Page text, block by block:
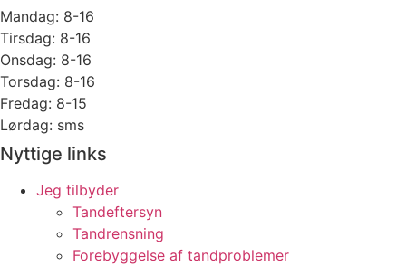
Mandag: 8-16
Tirsdag: 8-16
Onsdag: 8-16
Torsdag: 8-16
Fredag: 8-15
Lørdag: sms
Nyttige links
Jeg tilbyder
Tandeftersyn
Tandrensning
Forebyggelse af tandproblemer